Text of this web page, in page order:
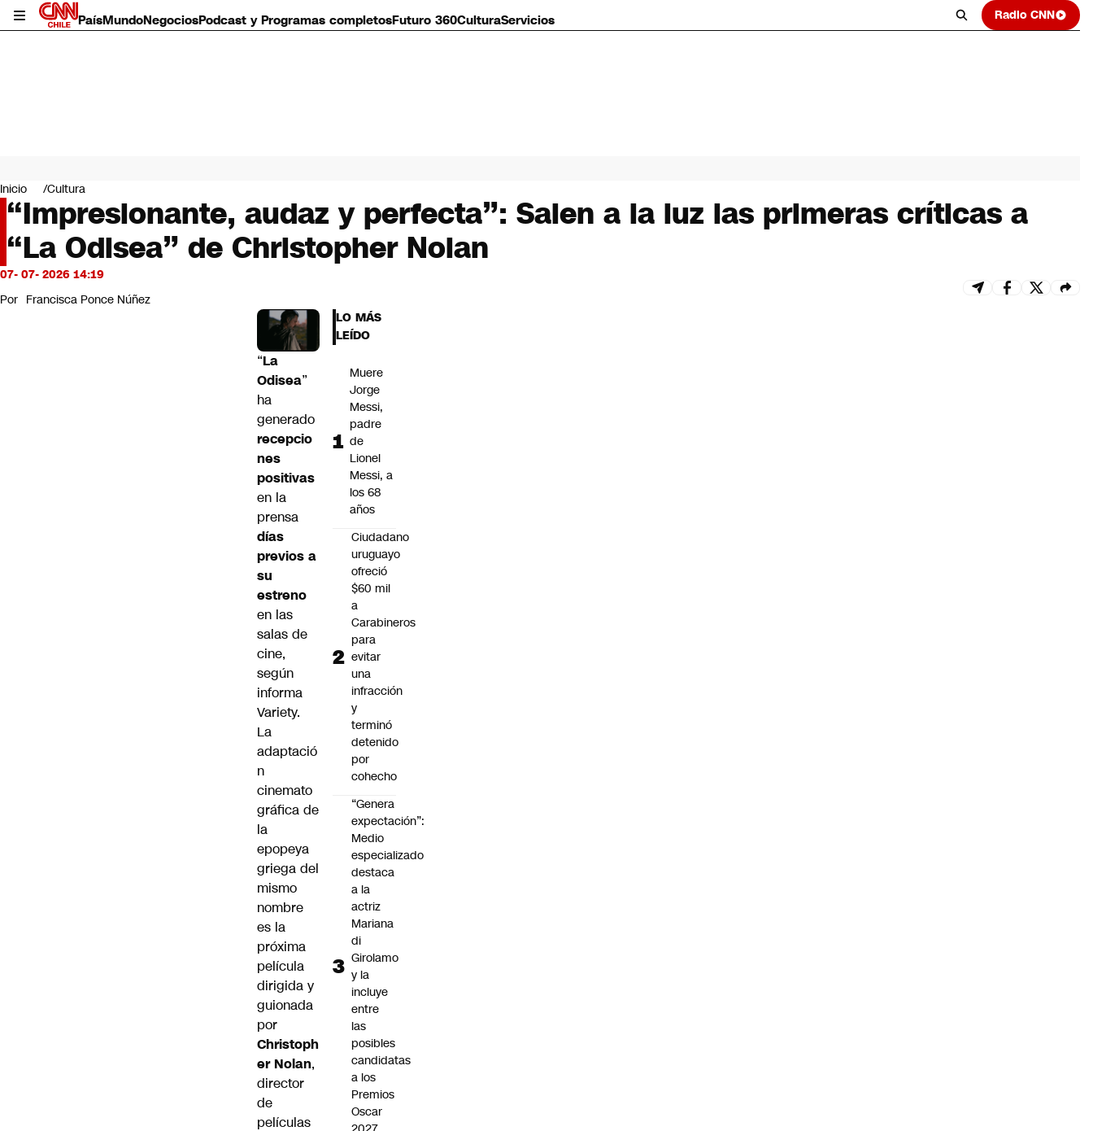
PaísMundoNegociosPodcast y Programas completosFuturo 360CulturaServicios Radio CNN
Mundo
Negocios
Deportes
Programas completos
Cultura
Servicios
Bits
CNN Data
Inicio Cultura
“Impresionante, audaz y perfecta”: Salen a la luz las primeras críticas a
“La Odisea” de Christopher Nolan
07- 07- 2026 14:19
Por Francisca Ponce Núñez
“La
Odisea”
ha
generado
recepcio
nes
positivas
en la
prensa
días
previos a
su
estreno
en las
salas de
cine,
según
informa
Variety.
La
adaptació
n
cinemato
gráfica de
la
epopeya
griega del
mismo
nombre
es la
próxima
película
dirigida y
guionada
por
Christoph
er Nolan,
director
de
películas
LO MÁS
LEÍDO
Muere
Jorge
Messi,
padre
de
Lionel
Messi, a
los 68
años
Ciudadano
uruguayo
ofreció
$60 mil
a
Carabineros
para
evitar
una
infracción
y
terminó
detenido
por
cohecho
“Genera
expectación”:
Medio
especializado
destaca
a la
actriz
Mariana
di
Girolamo
y la
incluye
entre
las
posibles
candidatas
a los
Premios
Oscar